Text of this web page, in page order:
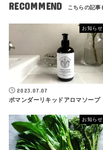
RECOMMEND
お知らせ
2023.07.07
ポマンダーリキッドアロマソープ
お知らせ